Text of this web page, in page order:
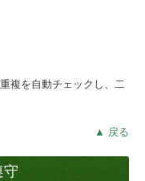
複を自動チェックし、二
▲ 戻る
守